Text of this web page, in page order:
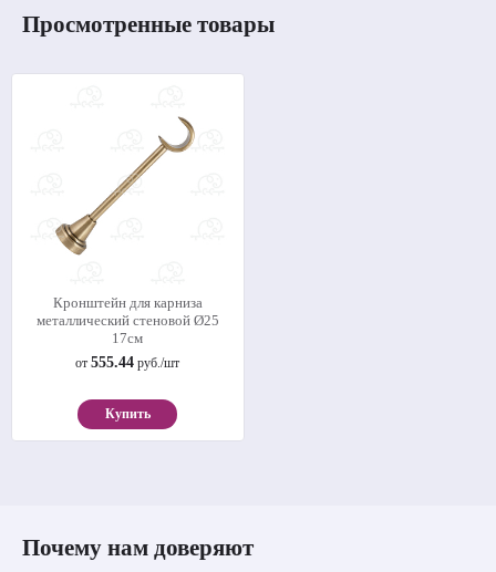
Просмотренные товары
Кронштейн для карниза
металлический стеновой Ø25
17см
от555.44 руб./шт
Купить
Почему нам доверяют